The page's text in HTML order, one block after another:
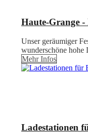
Haute-Grange -
Unser geräumiger
wunderschöne
Mehr Infos
Ladestationen